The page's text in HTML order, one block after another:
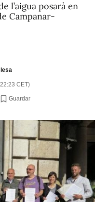
l’aigua posarà en
Campanar-
CET)
Guardar